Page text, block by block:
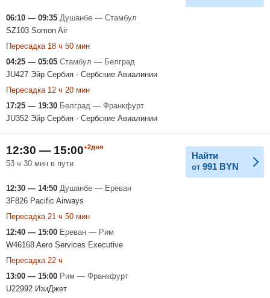
06:10 — 09:35 Душанбе — Стамбул
SZ103 Somon Air
Пересадка 18 ч 50 мин
04:25 — 05:05 Стамбул — Белград
JU427 Эйр Сербия - Сербские Авиалинии
Пересадка 12 ч 20 мин
17:25 — 19:30 Белград — Франкфурт
JU352 Эйр Сербия - Сербские Авиалинии
12:30 — 15:00+2дня
53 ч 30 мин в пути
Найти
от 991 BYN
12:30 — 14:50 Душанбе — Ереван
3F826 Pacific Airways
Пересадка 21 ч 50 мин
12:40 — 15:00 Ереван — Рим
W46168 Aero Services Executive
Пересадка 22 ч
13:00 — 15:00 Рим — Франкфурт
U22992 ИзиДжет